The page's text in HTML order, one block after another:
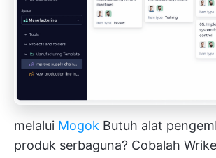
melalui Mogok Butuh alat
produk serbaguna? Cobalah